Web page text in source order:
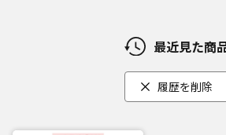
最近見た商
履歴を削除